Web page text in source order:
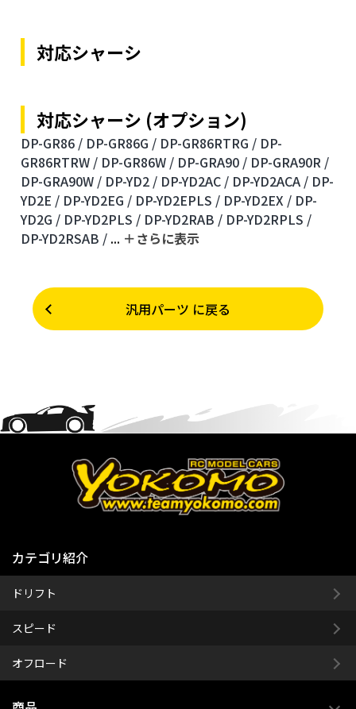
対応シャーシ
対応シャーシ (オプション)
DP-GR86 / DP-GR86G / DP-GR86RTRG / DP-
GR86RTRW / DP-GR86W / DP-GRA90 / DP-GRA90R /
DP-GRA90W / DP-YD2 / DP-YD2AC / DP-YD2ACA / DP-
YD2E / DP-YD2EG / DP-YD2EPLS / DP-YD2EX / DP-
YD2G / DP-YD2PLS / DP-YD2RAB / DP-YD2RPLS /
DP-YD2RSAB / ... ＋さらに表⽰
汎用パーツ に戻る
カテゴリ紹介
ドリフト
スピード
オフロード